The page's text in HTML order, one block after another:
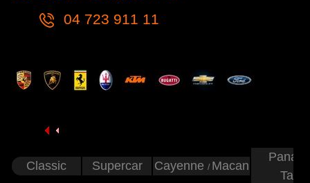
04 723 911 11
Classic Supercar Cayenne / Macan